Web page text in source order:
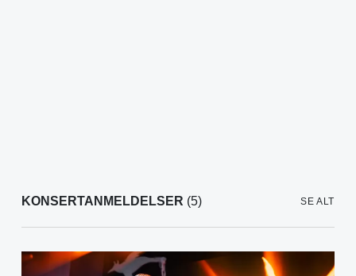
KONSERTANMELDELSER (5) SE ALT